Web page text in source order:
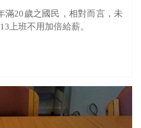
滿20歲之國民，相對而言，未
上班不用加倍給薪。